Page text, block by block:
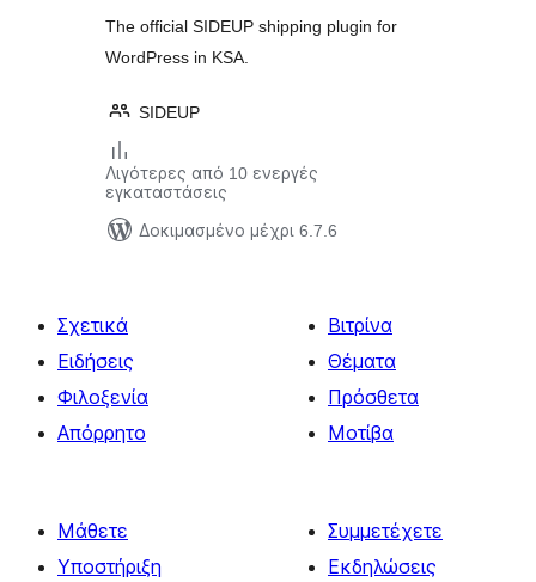
The official SIDEUP shipping plugin for
WordPress in KSA.
SIDEUP
Λιγότερες από 10 ενεργές
εγκαταστάσεις
Δοκιμασμένο μέχρι 6.7.6
Σχετικά
Ειδήσεις
Φιλοξενία
Απόρρητο
Βιτρίνα
Θέματα
Πρόσθετα
Μοτίβα
Μάθετε
Υποστήριξη
Συμμετέχετε
Εκδηλώσεις